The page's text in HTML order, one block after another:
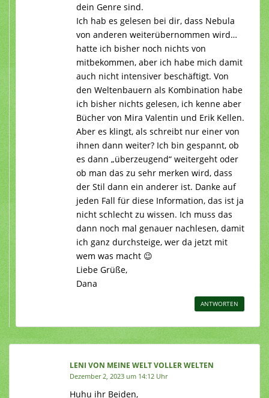
dein Genre sind.
Ich hab es gelesen bei dir, dass Nebula
von anderen weiterübernommen wird…
hatte ich bisher noch nichts von
mitbekommen, aber ich habe mich damit
auch nicht intensiver beschäftigt. Von
den Weltenbauern als Kombination habe
ich bisher nichts gelesen, ich kenne aber
Bücher von Mira Valentin und Erik Kellen.
Aber es klingt, als schreibt nur einer von
ihnen dann weiter? Ich bin gespannt, ob
es dann „überzeugend“ weitergeht oder
ob man das zu sehr merken wird, dass
der Stil dann ein anderer ist. Danke auf
jeden Fall für diese Information, das ist ja
nicht schlecht zu wissen. Ich muss das
dann noch mal genauer nachlesen, damit
ich ganz durchsteige, wer da jetzt mit
wem was macht 😉
Liebe Grüße,
Dana
ANTWORTEN
LENI VON MEINE WELT VOLLER WELTEN
Dezember 2, 2023 um 14:12 Uhr
Huhu ihr Beiden,